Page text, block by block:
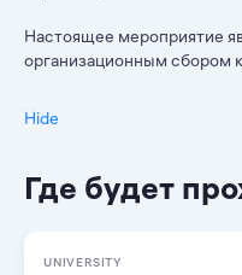
Настоящее мероприятие
организационным сбором
Hide
Где будет
UNIVERSITY